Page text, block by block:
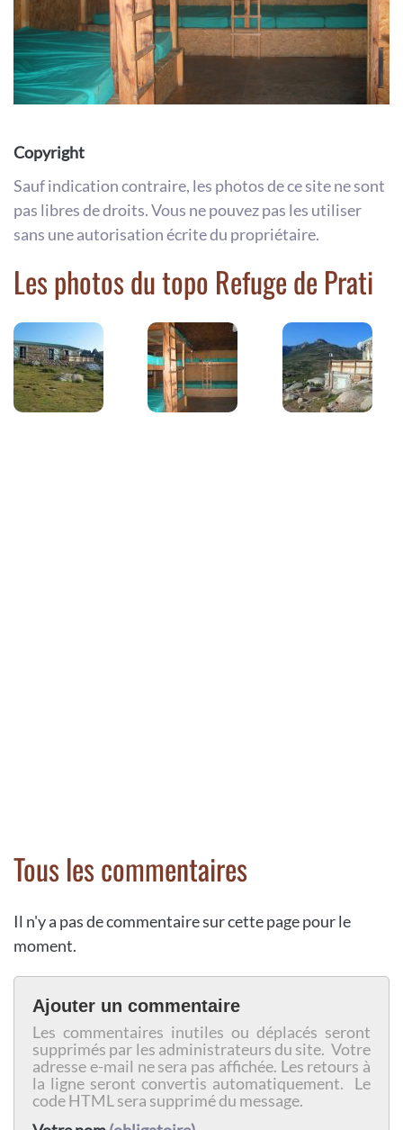
Copyright
Sauf indication contraire, les photos de ce site ne sont
pas libres de droits. Vous ne pouvez pas les utiliser
sans une autorisation écrite du propriétaire.
Les photos du topo Refuge de Prati
Tous les commentaires
Il n'y a pas de commentaire sur cette page pour le
moment.
Ajouter un commentaire
Les commentaires inutiles ou déplacés seront
supprimés par les administrateurs du site. Votre
adresse e-mail ne sera pas affichée. Les retours à
la ligne seront convertis automatiquement. Le
code HTML sera supprimé du message.